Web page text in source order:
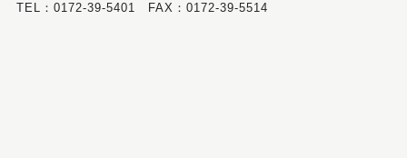
TEL：0172-39-5401 FAX：0172-39-5514